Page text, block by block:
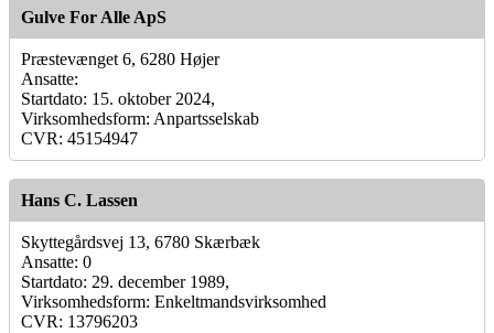
Gulve For Alle ApS
Præstevænget 6, 6280 Højer
Ansatte:
Startdato: 15. oktober 2024,
Virksomhedsform: Anpartsselskab
CVR: 45154947
Hans C. Lassen
Skyttegårdsvej 13, 6780 Skærbæk
Ansatte: 0
Startdato: 29. december 1989,
Virksomhedsform: Enkeltmandsvirksomhed
CVR: 13796203